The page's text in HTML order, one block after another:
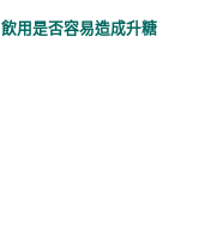
用是否容易造成升糖